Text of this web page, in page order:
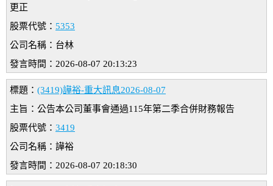
更正
股票代號： 5353
公司名稱：台林
發言時間：2026-08-07 20:13:23
標題： (3419)譁裕-重大訊息2026-08-07
主旨：公告本公司董事會通過115年第二季合併財務報告
股票代號： 3419
公司名稱：譁裕
發言時間：2026-08-07 20:18:30